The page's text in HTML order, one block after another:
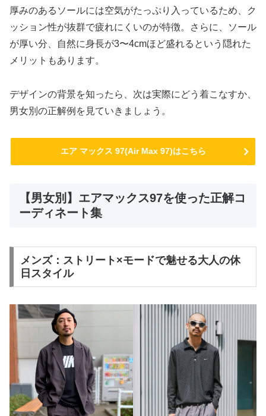
厚みのあるソールには空気がたっぷり入っているため、ク
ッション性が抜群で疲れにくいのが特徴。さらに、ソール
が厚い分、自然に身長が3〜4cmほど盛れるという隠れた
メリットもあります。
デザインの背景を知ったら、次は実際にどう着こなすか、
男女別の正解例を見ていきましょう。
エア マックス 97(Air Max 97)はこちら
【男女別】エアマックス97を使った正解コ
ーディネート集
メンズ：ストリート×モードで魅せる大人の休
日スタイル